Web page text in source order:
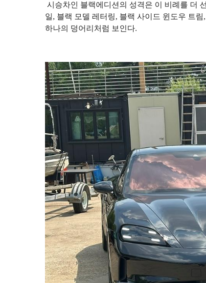
시승차인 블랙에디션의 성격은 이 비례를 더
일, 블랙 모델 레터링, 블랙 사이드 윈도우 트
하나의 덩어리처럼 보인다.